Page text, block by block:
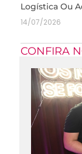
Logística Ou
14/07/2026
CONFIRA